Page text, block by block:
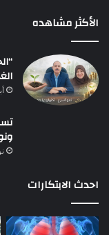
الأكثر مشاهده
احدث الابتكارات